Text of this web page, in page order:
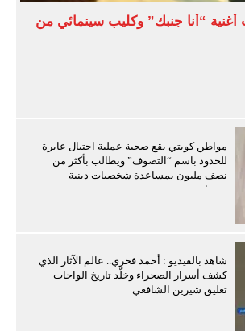
“أنا جنبك” وكليب سينمائي من
مواطن كويتي يقع ضحية عملية احتيال عابرة
للحدود باسم “التصوف” ويطالب بأكثر من
نصف مليون بمساعدة شخصيات دينية
سودانية
شاهد بالفيديو : أحمد فخري.. عالم الآثار الذي
كشف أسرار الصحراء وخلّد تاريخ الواحات
تعليق شيرين الشافعي